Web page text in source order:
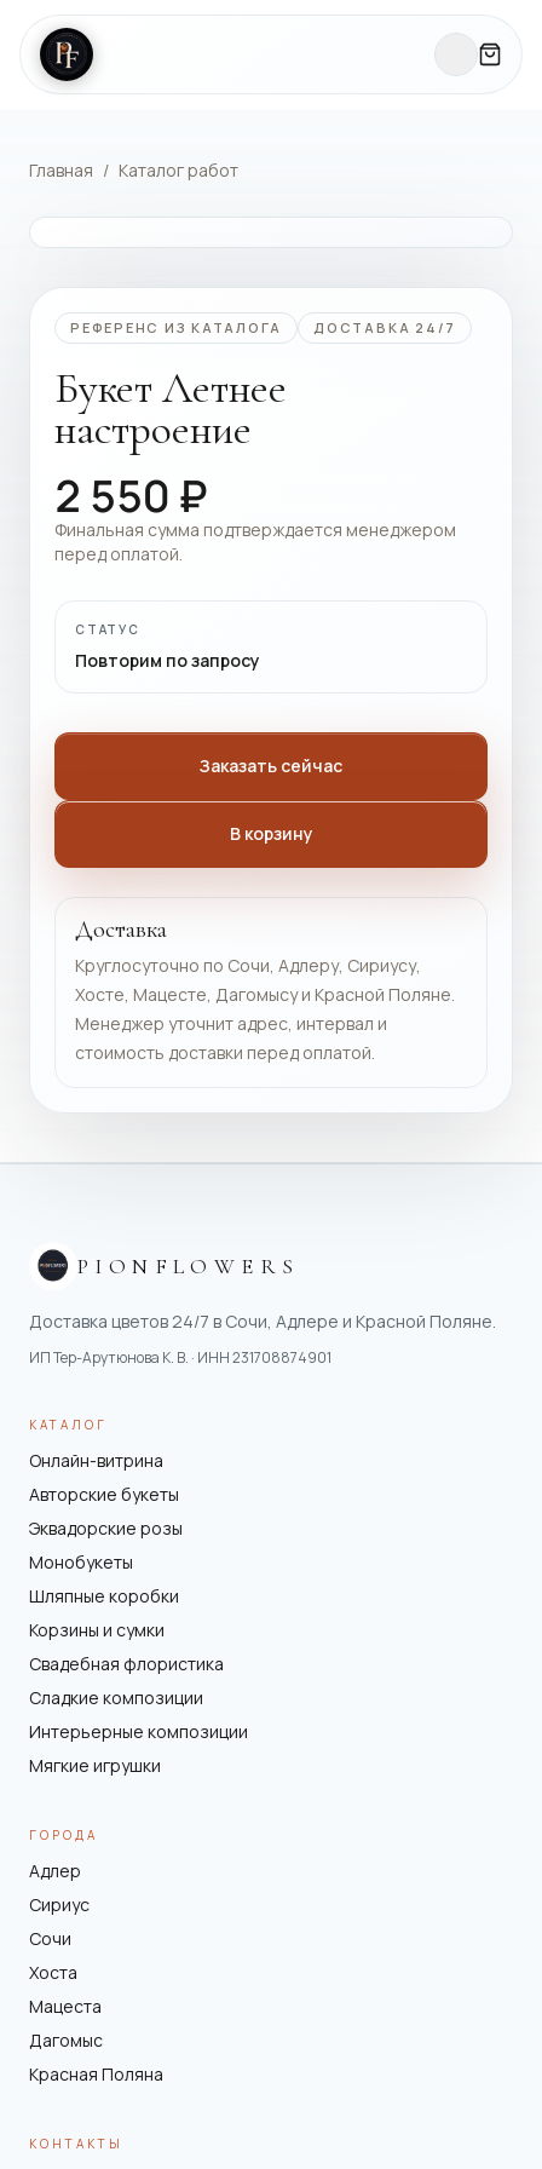
Главная / Каталог работ
РЕФЕРЕНС ИЗ КАТАЛОГА ДОСТАВКА 24/7
Букет Летнее
настроение
2 550 ₽
Финальная сумма подтверждается менеджером
перед оплатой.
СТАТУС
Повторим по запросу
Заказать сейчас
В корзину
Доставка
Круглосуточно по Сочи, Адлеру, Сириусу,
Хосте, Мацесте, Дагомысу и Красной Поляне.
Менеджер уточнит адрес, интервал и
стоимость доставки перед оплатой.
PIONFLOWERS
Доставка цветов 24/7 в Сочи, Адлере и Красной Поляне.
ИП Тер-Арутюнова К. В. · ИНН231708874901
КАТАЛОГ
Онлайн-витрина
Авторские букеты
Эквадорские розы
Монобукеты
Шляпные коробки
Корзины и сумки
Свадебная флористика
Сладкие композиции
Интерьерные композиции
Мягкие игрушки
ГОРОДА
Адлер
Сириус
Сочи
Хоста
Мацеста
Дагомыс
Красная Поляна
КОНТАКТЫ